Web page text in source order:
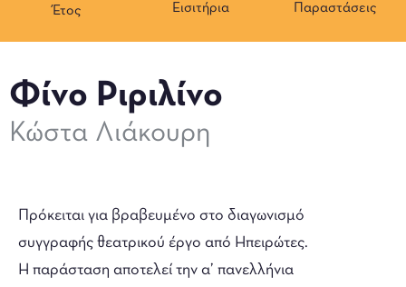
Έτος Εισιτήρια Παραστάσεις
Φίνο Ριριλίνο
Κώστα Λιάκουρη
Πρόκειται για βραβευμένο στο διαγωνισμό
συγγραφής θεατρικού έργο από Ηπειρώτες.
Η παράσταση αποτελεί την α’ πανελλήνια